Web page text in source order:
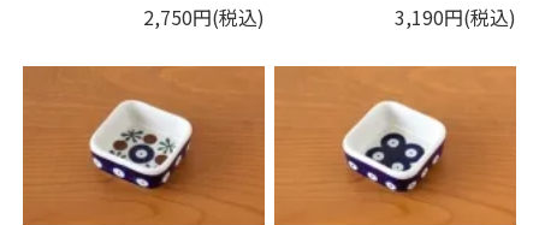
2,750円(税込) 3,190円(税込)